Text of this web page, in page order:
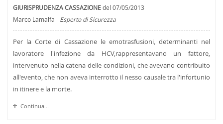
GIURISPRUDENZA CASSAZIONEdel 07/05/2013
Marco Lamalfa - Esperto di Sicurezza
Per la Corte di Cassazione le emotrasfusioni, determinanti nel
lavoratore l'infezione da HCV,rappresentavano un fattore,
intervenuto nella catena delle condizioni, che avevano contribuito
all'evento, che non aveva interrotto il nesso causale tra l'infortunio
in itinere e la morte.
Continua...